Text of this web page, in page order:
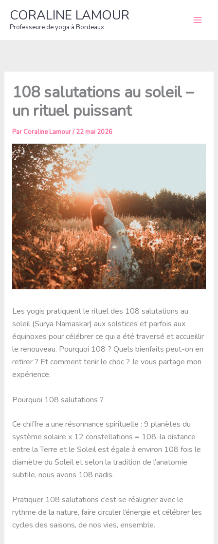
contenu
CORALINE LAMOUR
Professeure de yoga à Bordeaux
108 salutations au soleil –
un rituel puissant
Par Coraline Lamour/22 mai 2026
Les yogis pratiquent le rituel des 108 salutations au
soleil (Surya Namaskar) aux solstices et parfois aux
équinoxes pour célébrer ce qui a été traversé et accueillir
le renouveau. Pourquoi 108 ? Quels bienfaits peut-on en
retirer ? Et comment tenir le choc ? Je vous partage mon
expérience.
Pourquoi 108 salutations ?
Ce chiffre a une résonnance spirituelle : 9 planètes du
système solaire x 12 constellations = 108, la distance
entre la Terre et le Soleil est égale à environ 108 fois le
diamètre du Soleil et selon la tradition de l’anatomie
subtile, nous avons 108 nadis.
Pratiquer 108 salutations c’est se réaligner avec le
rythme de la nature, faire circuler l’énergie et célébrer les
cycles des saisons, de nos vies, ensemble.